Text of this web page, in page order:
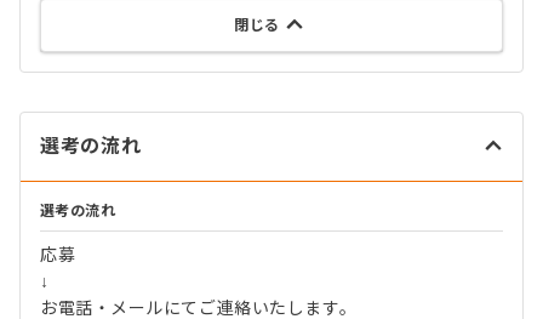
閉じる
選考の流れ
選考の流れ
応募
↓
お電話・メールにてご連絡いたします。